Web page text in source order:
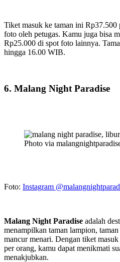
Tiket masuk ke taman ini Rp37.500
foto oleh petugas. Kamu juga bisa
Rp25.000 di spot foto lainnya.
hingga 16.00 WIB.
6. Malang Night Paradise
Photo via
Foto: Instagram
Malang Night Paradise adalah
menampilkan taman lampion,
mancur menari. Dengan tiket
per orang, kamu dapat menikmati
menakjubkan.